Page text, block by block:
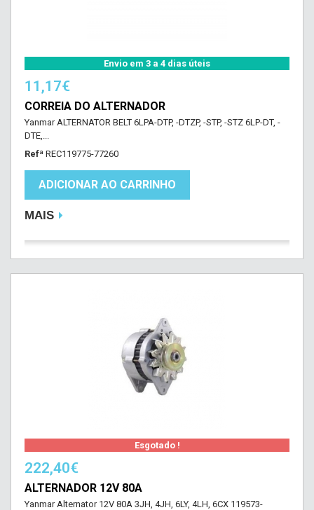
Envio em 3 a 4 dias úteis
11,17€
CORREIA DO ALTERNADOR
Yanmar ALTERNATOR BELT 6LPA-DTP, -DTZP, -STP, -STZ 6LP-DT, -
DTE,...
Refª REC119775-77260
ADICIONAR AO CARRINHO
MAIS
Esgotado !
222,40€
ALTERNADOR 12V 80A
Yanmar Alternator 12V 80A 3JH, 4JH, 6LY, 4LH, 6CX 119573-